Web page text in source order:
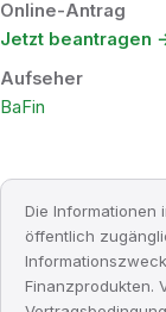
Online-Antrag
Jetzt beantragen
Aufseher
BaFin
Die Informationen
öffentlich
Finanzprodukten.